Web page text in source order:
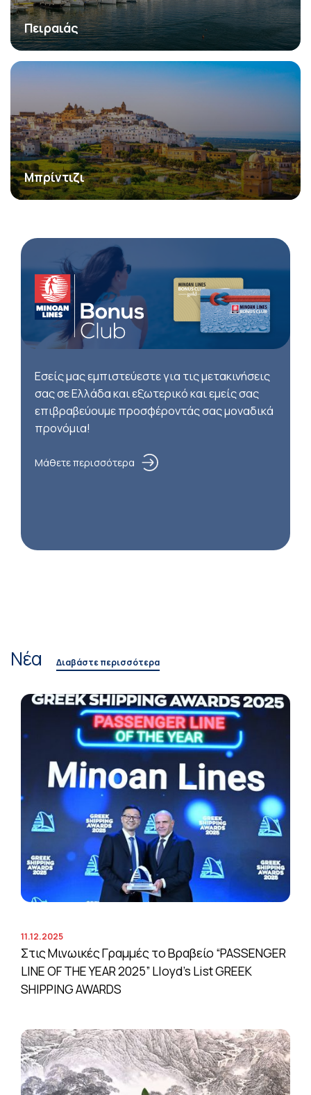
Πειραιάς
Μπρίντιζι
Εσείς μας εμπιστεύεστε για τις μετακινήσεις
σας σε Ελλάδα και εξωτερικό και εμείς σας
επιβραβεύουμε προσφέροντάς σας μοναδικά
προνόμια!
Μάθετε περισσότερα
Νέα Διαβάστε περισσότερα
11.12.2025
Στις Μινωικές Γραμμές το Βραβείο “PASSENGER
LINE OF THE YEAR 2025” Lloyd’s List GREEK
SHIPPING AWARDS